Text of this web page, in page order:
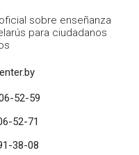
sobre enseñanza
para ciudadanos
52-59
52-71
38-08